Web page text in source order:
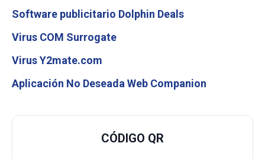
Software publicitario Dolphin Deals
Virus COM Surrogate
Virus Y2mate.com
Aplicación No Deseada Web Companion
CÓDIGO QR